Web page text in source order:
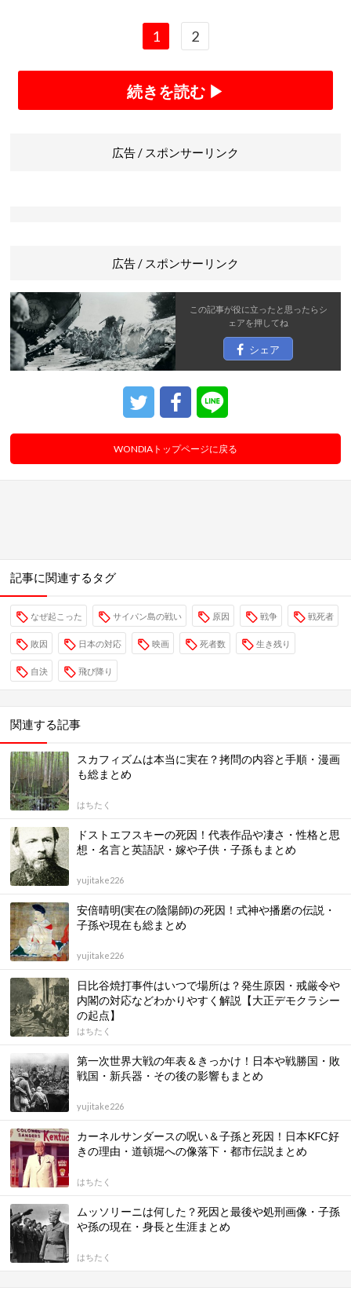
1 2
続きを読む ▶
広告 / スポンサーリンク
広告 / スポンサーリンク
この記事が役に立ったと思ったらシ
ェアを押してね
シェア
WONDIAトップページに戻る
記事に関連するタグ
なぜ起こった サイパン島の戦い 原因 戦争 戦死者
敗因 日本の対応 映画 死者数 生き残り
自決 飛び降り
関連する記事
スカフィズムは本当に実在？拷問の内容と手順・漫画
も総まとめ
はちたく
ドストエフスキーの死因！代表作品や凄さ・性格と思
想・名言と英語訳・嫁や子供・子孫もまとめ
yujitake226
安倍晴明(実在の陰陽師)の死因！式神や播磨の伝説・
子孫や現在も総まとめ
yujitake226
日比谷焼打事件はいつで場所は？発生原因・戒厳令や
内閣の対応などわかりやすく解説【大正デモクラシー
の起点】
はちたく
第一次世界大戦の年表＆きっかけ！日本や戦勝国・敗
戦国・新兵器・その後の影響もまとめ
yujitake226
カーネルサンダースの呪い＆子孫と死因！日本KFC好
きの理由・道頓堀への像落下・都市伝説まとめ
はちたく
ムッソリーニは何した？死因と最後や処刑画像・子孫
や孫の現在・身長と生涯まとめ
はちたく